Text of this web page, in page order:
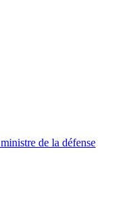
de la défense